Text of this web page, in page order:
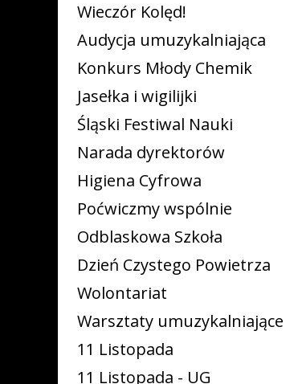
Wieczór Kolęd!
Audycja umuzykalniająca
Konkurs Młody Chemik
Jasełka i wigilijki
Śląski Festiwal Nauki
Narada dyrektorów
Higiena Cyfrowa
Poćwiczmy wspólnie
Odblaskowa Szkoła
Dzień Czystego Powietrza
Wolontariat
Warsztaty umuzykalniające
11 Listopada
11 Listopada - UG